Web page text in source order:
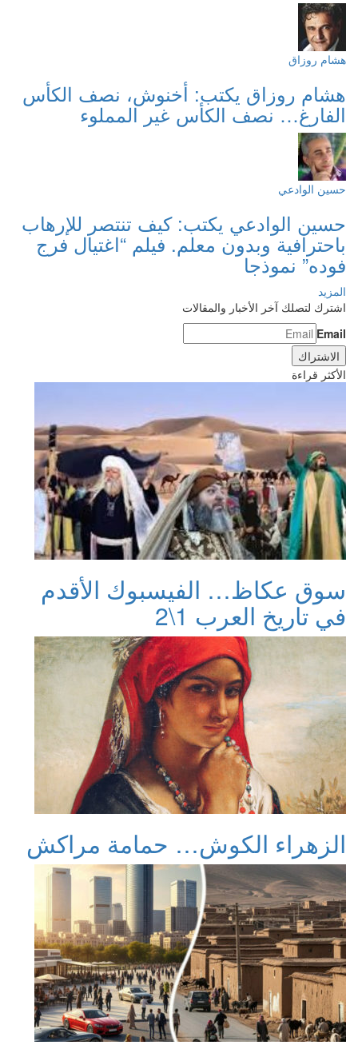
هشام روزاق
هشام روزاق يكتب: أخنوش، نصف الكأس
الفارغ… نصف الكأس غير المملوء
حسين الوادعي
حسين الوادعي يكتب: كيف تنتصر للإرهاب
باحترافية وبدون معلم. فيلم “اغتيال فرج
فوده” نموذجا
المزيد
اشترك لتصلك آخر الأخبار والمقالات
Email
الأكثر قراءة
سوق عكاظ… الفيسبوك الأقدم
في تاريخ العرب 1\2
الزهراء الكوش… حمامة مراكش